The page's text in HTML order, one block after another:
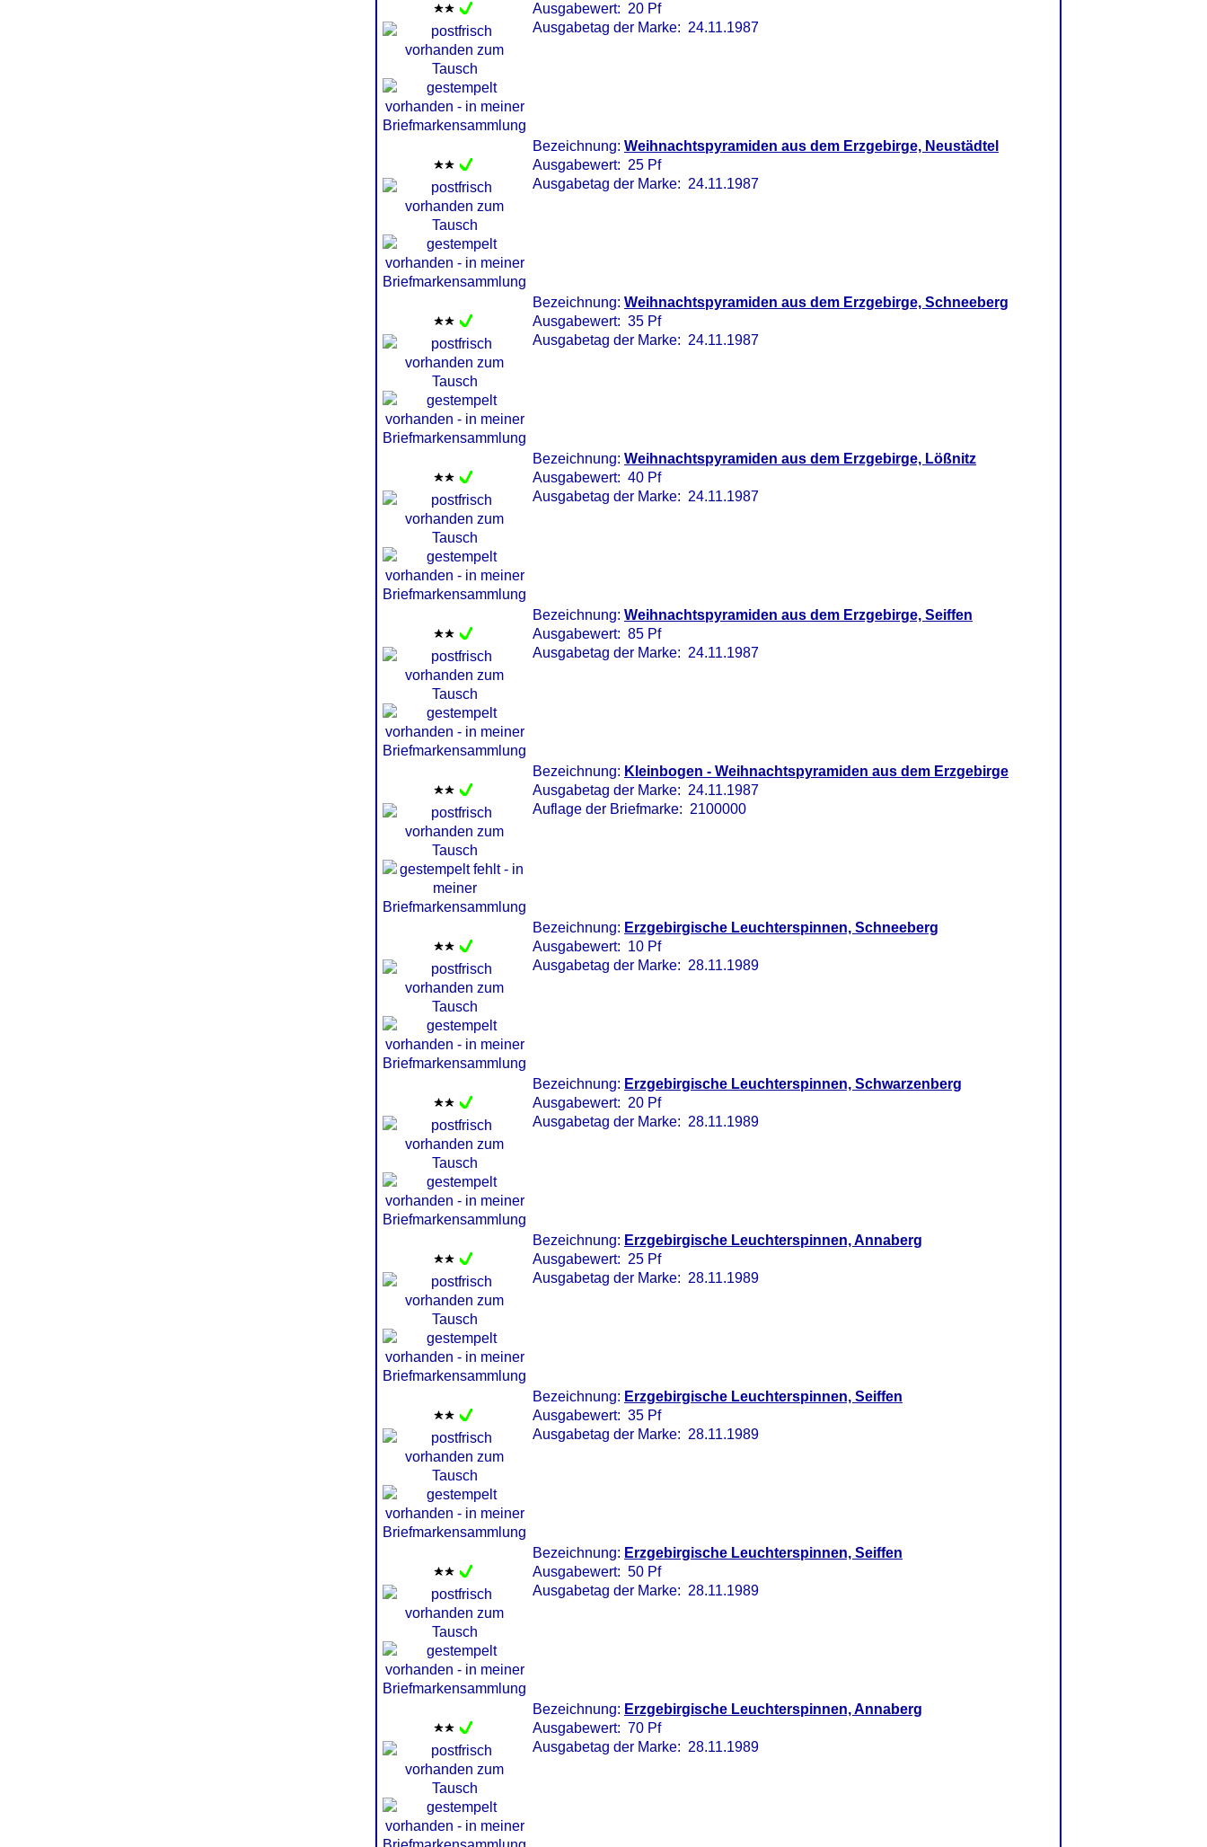
Ausgabewert: 20 Pf
Ausgabetag der Marke: 24.11.1987
Bezeichnung: Weihnachtspyramiden aus dem Erzgebirge, Neustädtel
Ausgabewert: 25 Pf
Ausgabetag der Marke: 24.11.1987
Bezeichnung: Weihnachtspyramiden aus dem Erzgebirge, Schneeberg
Ausgabewert: 35 Pf
Ausgabetag der Marke: 24.11.1987
Bezeichnung: Weihnachtspyramiden aus dem Erzgebirge, Lößnitz
Ausgabewert: 40 Pf
Ausgabetag der Marke: 24.11.1987
Bezeichnung: Weihnachtspyramiden aus dem Erzgebirge, Seiffen
Ausgabewert: 85 Pf
Ausgabetag der Marke: 24.11.1987
Bezeichnung: Kleinbogen - Weihnachtspyramiden aus dem Erzgebirge
Ausgabetag der Marke: 24.11.1987
Auflage der Briefmarke: 2100000
Bezeichnung: Erzgebirgische Leuchterspinnen, Schneeberg
Ausgabewert: 10 Pf
Ausgabetag der Marke: 28.11.1989
Bezeichnung: Erzgebirgische Leuchterspinnen, Schwarzenberg
Ausgabewert: 20 Pf
Ausgabetag der Marke: 28.11.1989
Bezeichnung: Erzgebirgische Leuchterspinnen, Annaberg
Ausgabewert: 25 Pf
Ausgabetag der Marke: 28.11.1989
Bezeichnung: Erzgebirgische Leuchterspinnen, Seiffen
Ausgabewert: 35 Pf
Ausgabetag der Marke: 28.11.1989
Bezeichnung: Erzgebirgische Leuchterspinnen, Seiffen
Ausgabewert: 50 Pf
Ausgabetag der Marke: 28.11.1989
Bezeichnung: Erzgebirgische Leuchterspinnen, Annaberg
Ausgabewert: 70 Pf
Ausgabetag der Marke: 28.11.1989